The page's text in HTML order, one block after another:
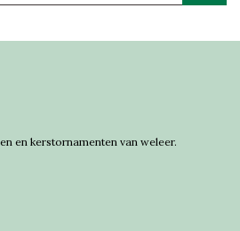
en kerstornamenten van weleer.